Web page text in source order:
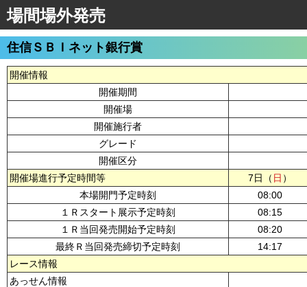
場間場外発売
住信ＳＢＩネット銀行賞
開催情報
開催期間
開催場
開催施行者
グレード
開催区分
開催場進行予定時間等
7日（ 日 ）
本場開門予定時刻
08:00
１Ｒスタート展示予定時刻
08:15
１Ｒ当回発売開始予定時刻
08:20
最終Ｒ当回発売締切予定時刻
14:17
レース情報
あっせん情報